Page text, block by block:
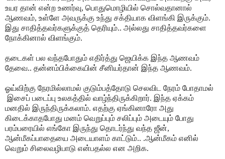
உயர தான் என்ற உணர்வு, பொதுமொழியில் சொல்வதானால்
ஆணவம், உள்ளே அவருக்கு உந்து சக்தியாக விளங்கி இருக்கும்.
இது சாதித்தவர்களுக்குத் தெரியும்.. அல்லது சாதித்தவர்களை
நோக்கினால் விளங்கும்.
தடைகள் பல வந்தபோதும் எதிர்த்து ஜெயிக்க இந்த ஆணவம்
தேவை.. தன்னம்பிக்கையின் சீனியர்தான் இந்த ஆணவம்.
ஓய்விற்கு நேரமில்லாமல் குடும்பத்தோடு செலவிட நேரம் போதாமல்
இசைப் படைப்பு உலகத்தில் வாழ்ந்திருக்கிறார். இந்த ஏக்கம்
மனதில் இருந்திருக்கலாம். எதற்கு ஏங்கினாரோ அது
கிடைக்காதபோது மனம் வெறுப்பும் சலிப்பும் அடையும் போது
பரம்பரையில் எங்கோ இருந்து தொடர்ந்து வந்த ஜீன்,
ஆன்மீகப்பாதையை அடையாளம் காட்டும்.. .ஆன்மீகம் எனில்
வெறும் சிலைவழிபாடு என்பதல்ல என அறிக.